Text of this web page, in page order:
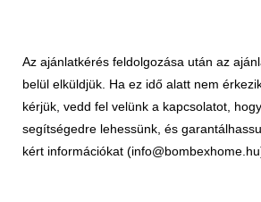
Az ajánlatkérés feldolgozása után az
belül elküldjük. Ha ez idő alatt nem
kérjük, vedd fel velünk a kapcsolatot,
segítségedre lehessünk, és
kért információkat